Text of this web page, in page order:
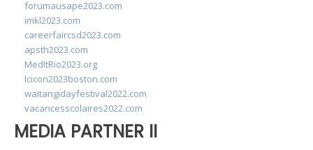
forumausape2023.com
imkl2023.com
careerfaircsd2023.com
apsth2023.com
MedItRio2023.org
lcicon2023boston.com
waitangidayfestival2022.com
vacancesscolaires2022.com
MEDIA PARTNER II